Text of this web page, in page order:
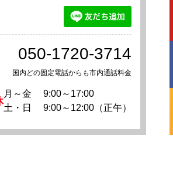
050-1720-3714
国内どの固定電話からも市内通話料金
月～金
9:00～17:00
土・日
9:00～12:00（正午）